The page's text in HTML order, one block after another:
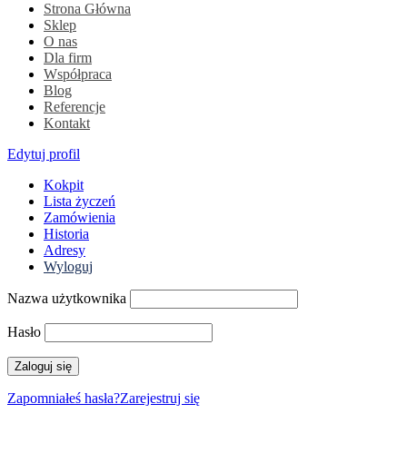
Strona Główna
Sklep
O nas
Dla firm
Współpraca
Blog
Referencje
Kontakt
Edytuj profil
Kokpit
Lista życzeń
Zamówienia
Historia
Adresy
Wyloguj
Nazwa użytkownika
Hasło
Zapomniałeś hasła?Zarejestruj się